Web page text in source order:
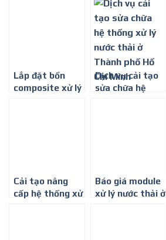
Hồ Chí Minh
Lắp đặt bồn
composite xử lý
Dịch vụ cải tạo
sửa chữa hệ
Cải tạo nâng
cấp hệ thống xử
Báo giá module
xử lý nước thải ở